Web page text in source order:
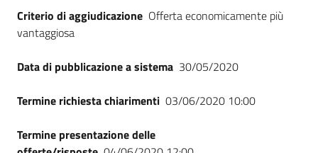
Criterio di aggiudicazione Offerta economicamente più
vantaggiosa
Data di pubblicazione a sistema 30/05/2020
Termine richiesta chiarimenti 03/06/2020 10:00
Termine presentazione delle